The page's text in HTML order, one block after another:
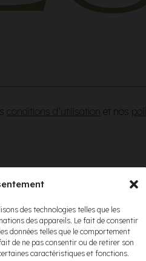
des technologies telles que les
des appareils. Le fait de consentir
données telles que le comportement
de ne pas consentir ou de retirer son
caractéristiques et fonctions.
conditions d’utilisation et nos